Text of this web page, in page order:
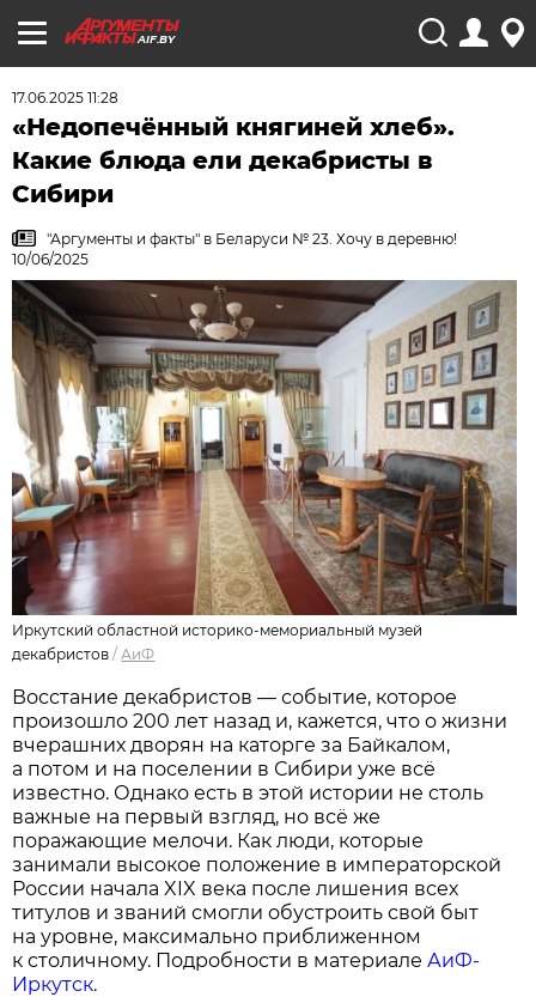
AIF.BY
17.06.2025 11:28
«Недопечённый княгиней хлеб».
Какие блюда ели декабристы в
Сибири
"Аргументы и факты" в Беларуси № 23. Хочу в деревню!
10/06/2025
Иркутский областной историко-мемориальный музей
декабристов / АиФ
Восстание декабристов — событие, которое
произошло 200 лет назад и, кажется, что о жизни
вчерашних дворян на каторге за Байкалом,
а потом и на поселении в Сибири уже всё
известно. Однако есть в этой истории не столь
важные на первый взгляд, но всё же
поражающие мелочи. Как люди, которые
занимали высокое положение в императорской
России начала XIX века после лишения всех
титулов и званий смогли обустроить свой быт
на уровне, максимально приближенном
к столичному. Подробности в материалеАиФ-
Иркутск.